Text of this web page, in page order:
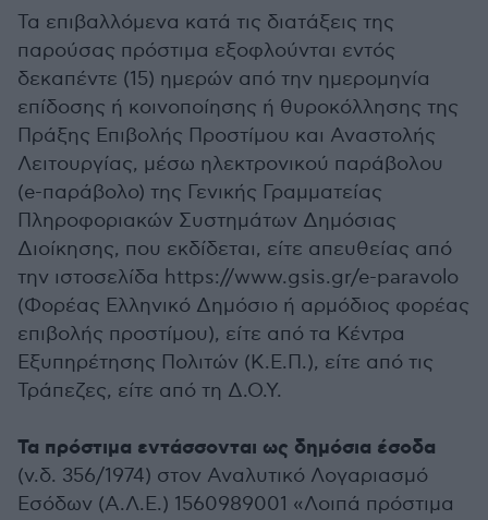
Τα επιβαλλόμενα κατά τις διατάξεις της
παρούσας πρόστιμα εξοφλούνται εντός
δεκαπέντε (15) ημερών από την ημερομηνία
επίδοσης ή κοινοποίησης ή θυροκόλλησης της
Πράξης Επιβολής Προστίμου και Αναστολής
Λειτουργίας, μέσω ηλεκτρονικού παράβολου
(e-παράβολο) της Γενικής Γραμματείας
Πληροφοριακών Συστημάτων Δημόσιας
Διοίκησης, που εκδίδεται, είτε απευθείας από
την ιστοσελίδα https://www.gsis.gr/e-paravolo
(Φορέας Ελληνικό Δημόσιο ή αρμόδιος φορέας
επιβολής προστίμου), είτε από τα Κέντρα
Εξυπηρέτησης Πολιτών (Κ.Ε.Π.), είτε από τις
Τράπεζες, είτε από τη Δ.Ο.Υ.
Τα πρόστιμα εντάσσονται ως δημόσια έσοδα
(ν.δ. 356/1974) στον Αναλυτικό Λογαριασμό
Εσόδων (Α.Λ.Ε.) 1560989001 «Λοιπά πρόστιμα